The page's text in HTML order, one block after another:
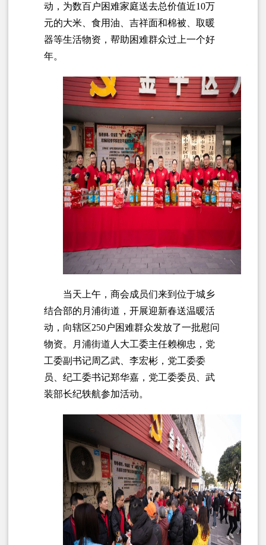
动，为数百户困难家庭送去总价值近10万
元的大米、食用油、吉祥面和棉被、取暖
器等生活物资，帮助困难群众过上一个好
年。
当天上午，商会成员们来到位于城乡
结合部的月浦街道，开展迎新春送温暖活
动，向辖区250户困难群众发放了一批慰问
物资。月浦街道人大工委主任赖柳忠，党
工委副书记周乙武、李宏彬，党工委委
员、纪工委书记郑华嘉，党工委委员、武
装部长纪轶航参加活动。